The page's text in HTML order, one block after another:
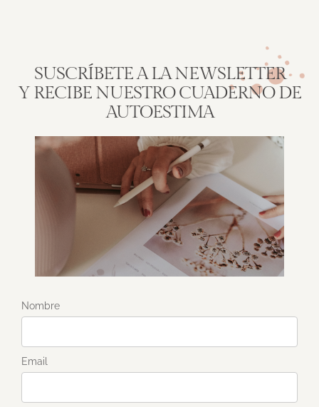
SUSCRÍBETE A LA NEWSLETTER
Y RECIBE NUESTRO CUADERNO DE
AUTOESTIMA
Nombre
Email